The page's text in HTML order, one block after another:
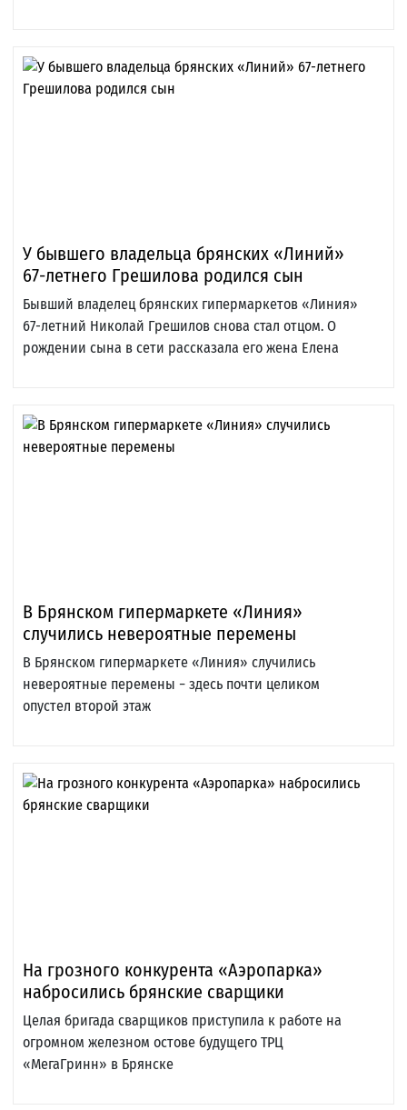
У бывшего владельца брянских «Линий»
67-летнего Грешилова родился сын
Бывший владелец брянских гипермаркетов «Линия»
67-летний Николай Грешилов снова стал отцом. О
рождении сына в сети рассказала его жена Елена
В Брянском гипермаркете «Линия»
случились невероятные перемены
В Брянском гипермаркете «Линия» случились
невероятные перемены − здесь почти целиком
опустел второй этаж
На грозного конкурента «Аэропарка»
набросились брянские сварщики
Целая бригада сварщиков приступила к работе на
огромном железном остове будущего ТРЦ
«МегаГринн» в Брянске